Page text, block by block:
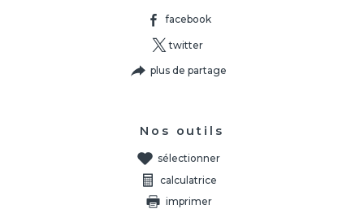
facebook
twitter
plus de partage
Nos outils
sélectionner
calculatrice
imprimer